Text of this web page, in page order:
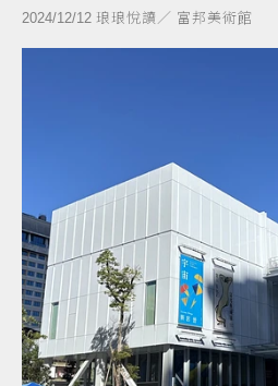
2024/12/12 琅琅悅讀／ 富邦美術館